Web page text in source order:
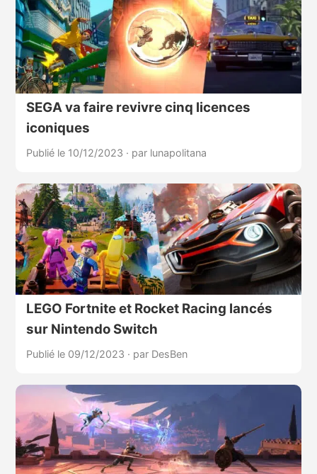
SEGA va faire revivre cinq licences
iconiques
Publié le 10/12/2023 · par lunapolitana
LEGO Fortnite et Rocket Racing lancés
sur Nintendo Switch
Publié le 09/12/2023 · par DesBen